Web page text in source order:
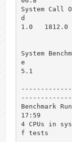
System Call
d
1.0   1812.0
System
e
5.1
Benchmark
17:59
4 CPUs in
f tests